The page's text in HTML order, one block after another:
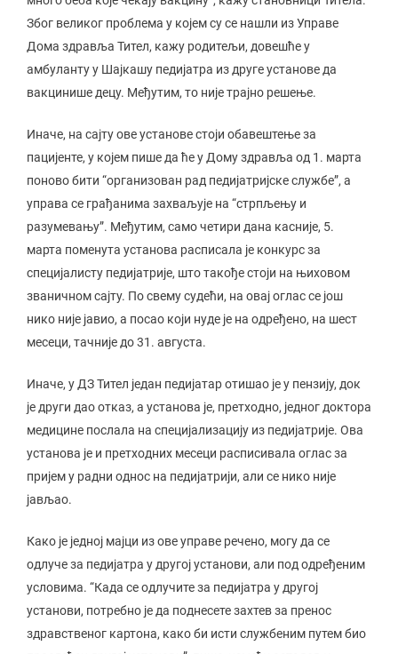
Због великог проблема у којем су се нашли из Управе
Дома здравља Тител, кажу родитељи, довешће у
амбуланту у Шајкашу педијатра из друге установе да
вакцинише децу. Међутим, то није трајно решење.
Иначе, на сајту ове установе стоји обавештење за
пацијенте, у којем пише да ће у Дому здравља од 1. марта
поново бити “организован рад педијатријске службе”, а
управа се грађанима захваљује на “стрпљењу и
разумевању”. Међутим, само четири дана касније, 5.
марта поменута установа расписала је конкурс за
специјалисту педијатрије, што такође стоји на њиховом
званичном сајту. По свему судећи, на овај оглас се још
нико није јавио, а посао који нуде је на одређено, на шест
месеци, тачније до 31. августа.
Иначе, у ДЗ Тител један педијатар отишао је у пензију, док
је други дао отказ, а установа је, претходно, једног доктора
медицине послала на специјализацију из педијатрије. Ова
установа је и претходних месеци расписивала оглас за
пријем у радни однос на педијатрији, али се нико није
јављао.
Како је једној мајци из ове управе речено, могу да се
одлуче за педијатра у другој установи, али под одређеним
условима. “Када се одлучите за педијатра у другој
установи, потребно је да поднесете захтев за пренос
здравственог картона, како би исти службеним путем био